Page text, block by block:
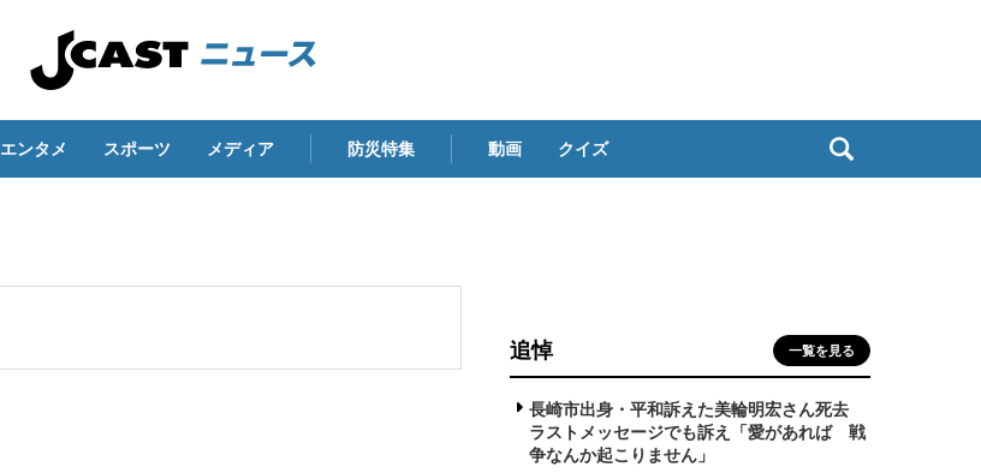
エンタメ スポーツ メディア 防災特集 動画 クイズ
追悼 一覧を見る
長崎市出身・平和訴えた美輪明宏さん死去
ラストメッセージでも訴え「愛があれば 戦
争なんか起こりません」